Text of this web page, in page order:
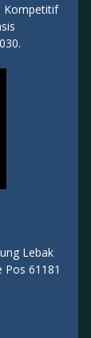
Kompetitif
Lebak
Pos 61181